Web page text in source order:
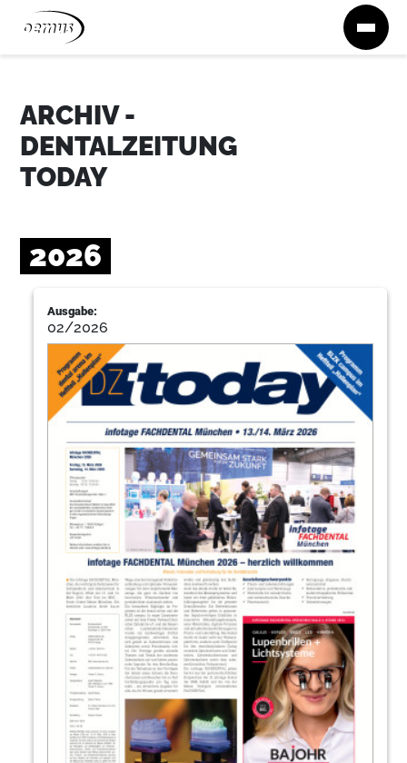
Zum Inhalt springen
ARCHIV -
DENTALZEITUNG
TODAY
2026
Ausgabe:
02/2026